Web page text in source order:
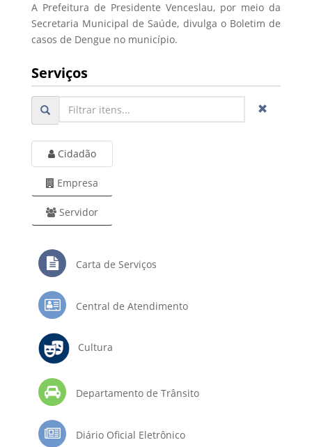
A Prefeitura de Presidente Venceslau, por meio da
Secretaria Municipal de Saúde, divulga o Boletim de
casos de Dengue no município.
Serviços
Cidadão
Empresa
Servidor
Carta de Serviços
Central de Atendimento
Cultura
Departamento de Trânsito
Diário Oficial Eletrônico